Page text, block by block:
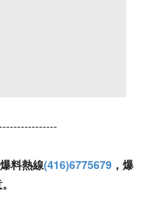
料熱線(416)6775679 ，爆